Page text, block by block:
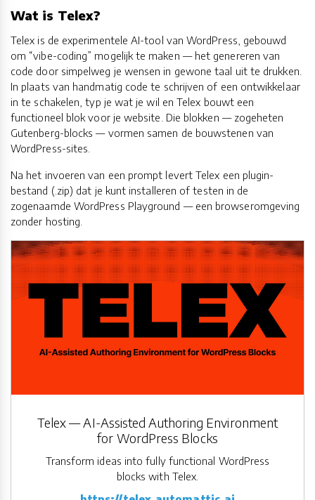
Wat is Telex?
Telex is de experimentele AI-tool van WordPress, gebouwd
om “vibe-coding” mogelijk te maken — het genereren van
code door simpelweg je wensen in gewone taal uit te drukken.
In plaats van handmatig code te schrijven of een ontwikkelaar
in te schakelen, typ je wat je wil en Telex bouwt een
functioneel blok voor je website. Die blokken — zogeheten
Gutenberg-blocks — vormen samen de bouwstenen van
WordPress-sites.
Na het invoeren van een prompt levert Telex een plugin-
bestand (.zip) dat je kunt installeren of testen in de
zogenaamde WordPress Playground — een browseromgeving
zonder hosting.
Telex — AI-Assisted Authoring Environment
for WordPress Blocks
Transform ideas into fully functional WordPress
blocks with Telex.